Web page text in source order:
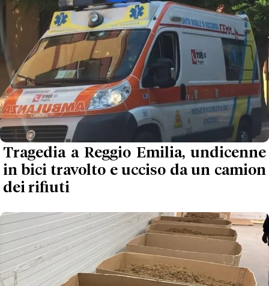
Tragedia a Reggio Emilia, undicenne
in bici travolto e ucciso da un camion
dei rifiuti